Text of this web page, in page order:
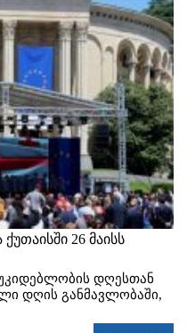
26 მაისს
დღესთან
დღის განმავლობაში,